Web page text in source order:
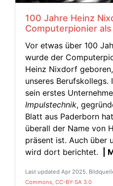
100 Jahre Heinz
Computerpionier
Vor etwas über 100
wurde der
Heinz Nixdorf
unseres Berufskollegs.
sein erstes
Impulstechnik,
Blatt aus Paderborn
überall der Name von
präsent ist. Auch über
wird dort berichtet.
|
Last updated Apr 2025.
Commons, CC-BY-SA 3.0